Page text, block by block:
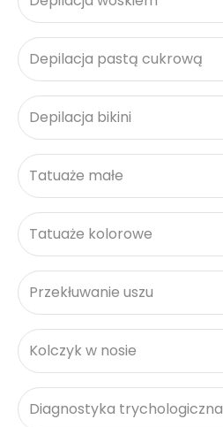
Depilacja pastą cukrową
Depilacja bikini
Tatuaże małe
Tatuaże kolorowe
Przekłuwanie uszu
Kolczyk w nosie
Diagnostyka trychologiczna